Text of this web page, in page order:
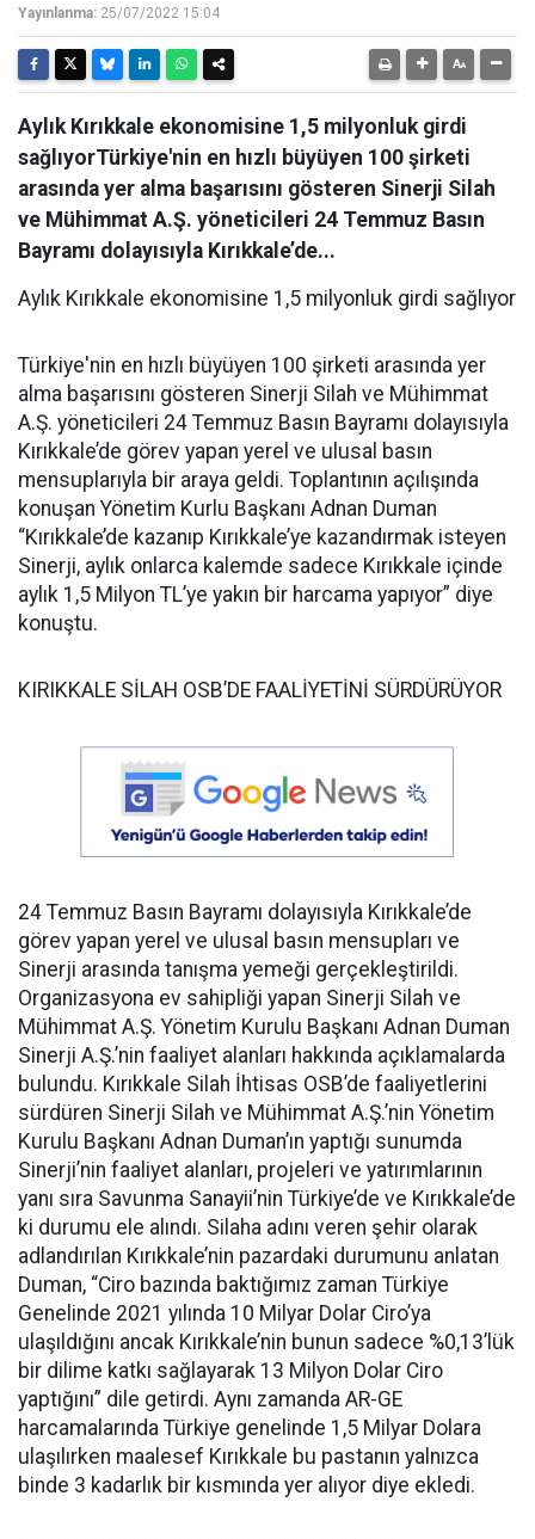
Yayınlanma: 25/07/2022 15:04
Aylık Kırıkkale ekonomisine 1,5 milyonluk girdi
sağlıyorTürkiye'nin en hızlı büyüyen 100 şirketi
arasında yer alma başarısını gösteren Sinerji Silah
ve Mühimmat A.Ş. yöneticileri 24 Temmuz Basın
Bayramı dolayısıyla Kırıkkale’de...
Aylık Kırıkkale ekonomisine 1,5 milyonluk girdi sağlıyor
Türkiye'nin en hızlı büyüyen 100 şirketi arasında yer
alma başarısını gösteren Sinerji Silah ve Mühimmat
A.Ş. yöneticileri 24 Temmuz Basın Bayramı dolayısıyla
Kırıkkale’de görev yapan yerel ve ulusal basın
mensuplarıyla bir araya geldi. Toplantının açılışında
konuşan Yönetim Kurlu Başkanı Adnan Duman
“Kırıkkale’de kazanıp Kırıkkale’ye kazandırmak isteyen
Sinerji, aylık onlarca kalemde sadece Kırıkkale içinde
aylık 1,5 Milyon TL’ye yakın bir harcama yapıyor” diye
konuştu.
KIRIKKALE SİLAH OSB’DE FAALİYETİNİ SÜRDÜRÜYOR
24 Temmuz Basın Bayramı dolayısıyla Kırıkkale’de
görev yapan yerel ve ulusal basın mensupları ve
Sinerji arasında tanışma yemeği gerçekleştirildi.
Organizasyona ev sahipliği yapan Sinerji Silah ve
Mühimmat A.Ş. Yönetim Kurulu Başkanı Adnan Duman
Sinerji A.Ş.’nin faaliyet alanları hakkında açıklamalarda
bulundu. Kırıkkale Silah İhtisas OSB’de faaliyetlerini
sürdüren Sinerji Silah ve Mühimmat A.Ş.’nin Yönetim
Kurulu Başkanı Adnan Duman’ın yaptığı sunumda
Sinerji’nin faaliyet alanları, projeleri ve yatırımlarının
yanı sıra Savunma Sanayii’nin Türkiye’de ve Kırıkkale’de
ki durumu ele alındı. Silaha adını veren şehir olarak
adlandırılan Kırıkkale’nin pazardaki durumunu anlatan
Duman, “Ciro bazında baktığımız zaman Türkiye
Genelinde 2021 yılında 10 Milyar Dolar Ciro’ya
ulaşıldığını ancak Kırıkkale’nin bunun sadece %0,13’lük
bir dilime katkı sağlayarak 13 Milyon Dolar Ciro
yaptığını” dile getirdi. Aynı zamanda AR-GE
harcamalarında Türkiye genelinde 1,5 Milyar Dolara
ulaşılırken maalesef Kırıkkale bu pastanın yalnızca
binde 3 kadarlık bir kısmında yer alıyor diye ekledi.